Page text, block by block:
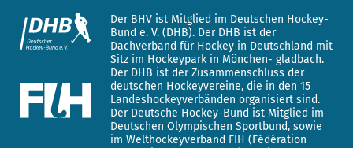
Der BHV ist Mitglied im Deutschen Hockey-
Bund e. V. (DHB). Der DHB ist der
Dachverband für Hockey in Deutschland mit
Sitz im Hockeypark in Mönchen- gladbach.
Der DHB ist der Zusammenschluss der
deutschen Hockeyvereine, die in den 15
Landeshockeyverbänden organisiert sind.
Der Deutsche Hockey-Bund ist Mitglied im
Deutschen Olympischen Sportbund, sowie
im Welthockeyverband FIH (Fédération